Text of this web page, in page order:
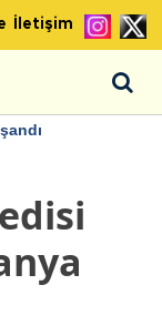
İletişim